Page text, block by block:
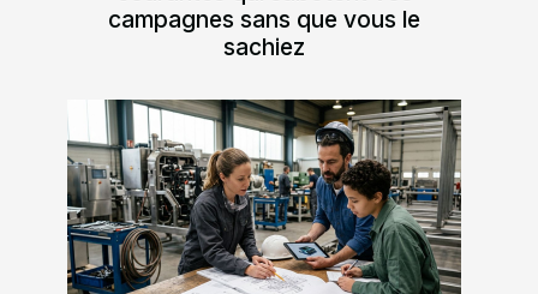
campagnes sans que vous le
sachiez